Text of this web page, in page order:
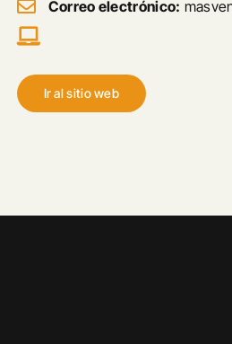
Correo electrónico:
Ir al sitio web